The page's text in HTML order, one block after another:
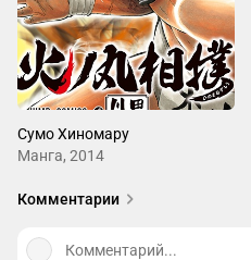
Сумо Хиномару
Манга, 2014
Комментарии
Комментарий...